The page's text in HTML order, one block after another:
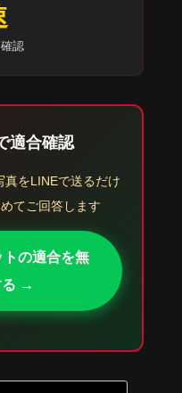
確認
適合確認
真をLINEで送るだけ
てご回答します
の適合を無
る →